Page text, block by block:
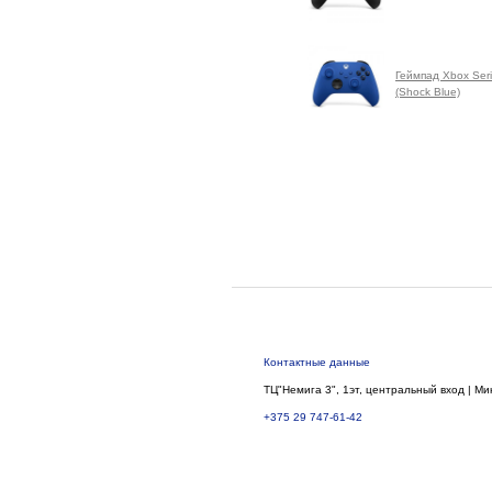
Геймпад Xbox
(Shock Blue)
Контактные данные
ТЦ"Немига 3", 1эт, центральный вход |
+375 29 747-61-42